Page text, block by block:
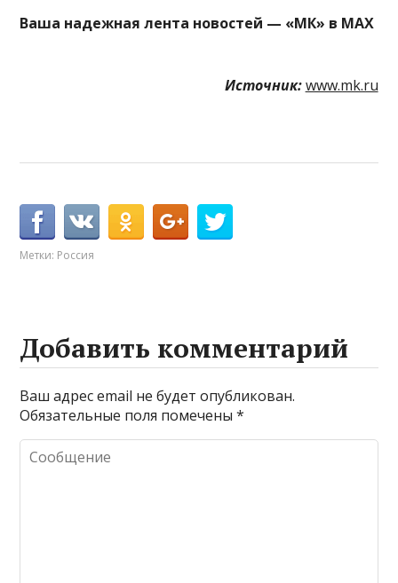
Ваша надежная лента новостей — «МК» в MAX
Источник: www.mk.ru
Метки: Россия
Добавить комментарий
Ваш адрес email не будет опубликован.
Обязательные поля помечены*